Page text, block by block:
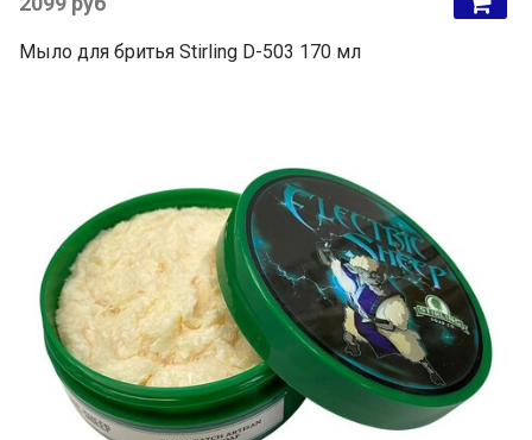
Мыло для бритья Stirling D-503 170 мл